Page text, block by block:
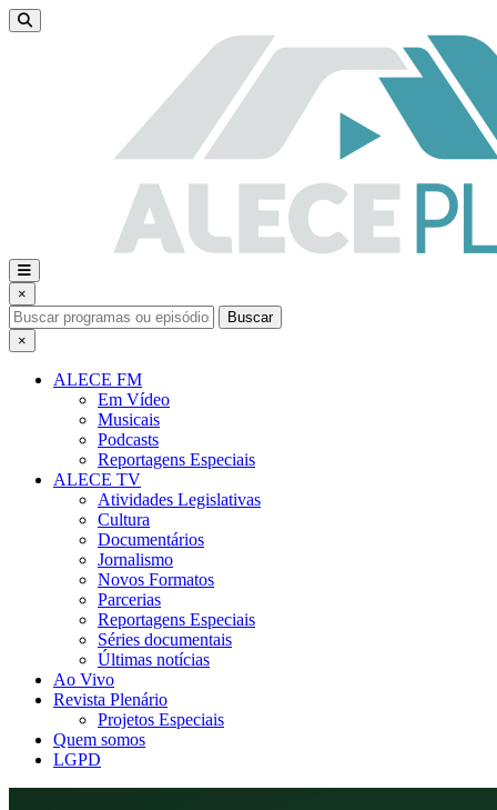
×
Buscar
×
ALECE FM
Em Vídeo
Musicais
Podcasts
Reportagens Especiais
ALECE TV
Atividades Legislativas
Cultura
Documentários
Jornalismo
Novos Formatos
Parcerias
Reportagens Especiais
Séries documentais
Últimas notícias
Ao Vivo
Revista Plenário
Projetos Especiais
Quem somos
LGPD